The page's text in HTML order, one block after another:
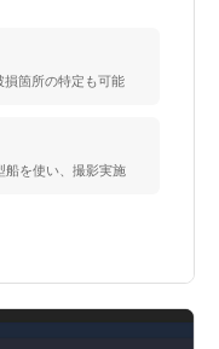
箇所の特定も可能
船を使い、撮影実施